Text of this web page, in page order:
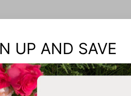
UP AND SAVE